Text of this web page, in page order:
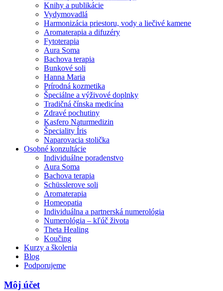
Knihy a publikácie
Vydymovadlá
Harmonizácia priestoru, vody a liečivé kamene
Aromaterapia a difuzéry
Fytoterapia
Aura Soma
Bachova terapia
Bunkové soli
Hanna Maria
Prírodná kozmetika
Špeciálne a výživové doplnky
Tradičná čínska medicína
Zdravé pochutiny
Kasfero Naturmedizin
Špeciality Íris
Naparovacia stolička
Osobné konzultácie
Individuálne poradenstvo
Aura Soma
Bachova terapia
Schüsslerove soli
Aromaterapia
Homeopatia
Individuálna a partnerská numerológia
Numerológia – kľúč života
Theta Healing
Koučing
Kurzy a školenia
Blog
Podporujeme
Môj účet